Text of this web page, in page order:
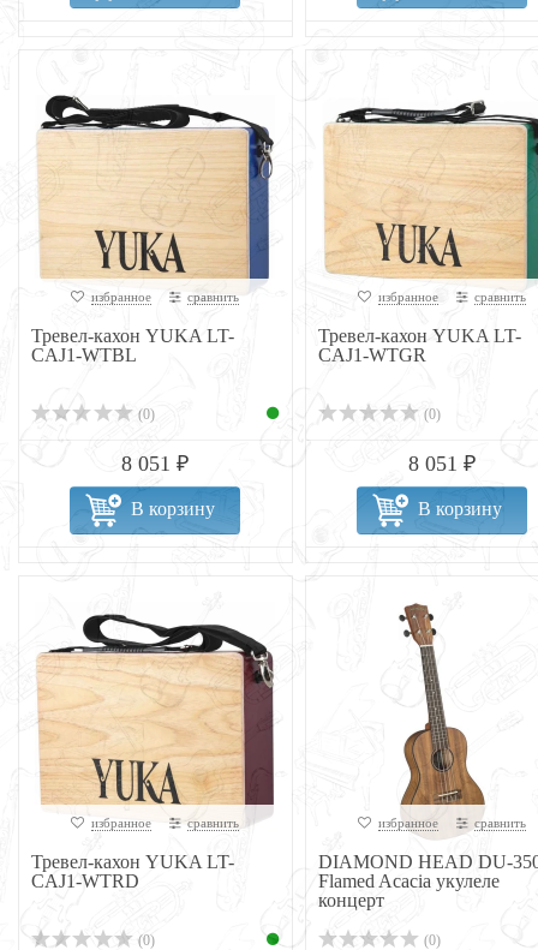
избранное сравнить
Тревел-кахон YUKA LT-
CAJ1-WTBL
(0)
8 051 ₽
В корзину
избранное сравнить
Тревел-кахон YUKA LT-
CAJ1-WTGR
(0)
8 051 ₽
В корзину
избранное сравнить
Тревел-кахон YUKA LT-
CAJ1-WTRD
(0)
избранное сравнить
DIAMOND HEAD DU-
Flamed Acacia укулеле
концерт
(0)